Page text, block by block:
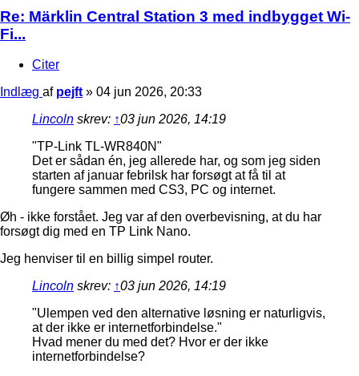
Re: Märklin Central Station 3 med indbygget Wi-
Fi...
Citer
Indlæg af pejft » 04 jun 2026, 20:33
Lincoln skrev: ↑03 jun 2026, 14:19
"TP-Link TL-WR840N"
Det er sådan én, jeg allerede har, og som jeg siden
starten af januar febrilsk har forsøgt at få til at
fungere sammen med CS3, PC og internet.
Øh - ikke forstået. Jeg var af den overbevisning, at du har
forsøgt dig med en TP Link Nano.
Jeg henviser til en billig simpel router.
Lincoln skrev: ↑03 jun 2026, 14:19
"Ulempen ved den alternative løsning er naturligvis,
at der ikke er internetforbindelse."
Hvad mener du med det? Hvor er der ikke
internetforbindelse?